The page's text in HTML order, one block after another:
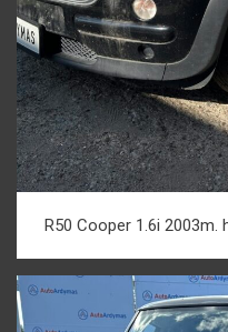
R50 Cooper 1.6i 2003m.